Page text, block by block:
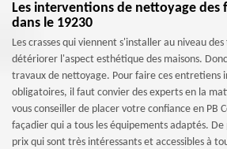
Les interventions de nettoyage des
dans le 19230
Les crasses qui viennent s'installer au niveau
détériorer l'aspect esthétique des maisons.
travaux de nettoyage. Pour faire ces entretiens
obligatoires, il faut convier des experts en la
vous conseiller de placer votre confiance en PB
façadier qui a tous les équipements adaptés.
prix qui sont très intéressants et accessibles à